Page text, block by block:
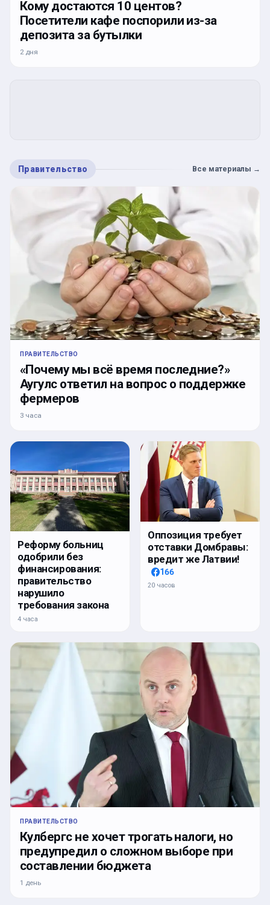
Кому достаются 10 центов?
Посетители кафе поспорили из-за
депозита за бутылки
2 дня
Правительство Все материалы →
ПРАВИТЕЛЬСТВО
«Почему мы всё время последние?»
Аугулс ответил на вопрос о поддержке
фермеров
3 часа
Реформу больниц
одобрили без
финансирования:
правительство
нарушило
требования закона
4 часа
Оппозиция требует
отставки Домбравы:
вредит же Латвии!
166
20 часов
ПРАВИТЕЛЬСТВО
Кулбергс не хочет трогать налоги, но
предупредил о сложном выборе при
составлении бюджета
1 день